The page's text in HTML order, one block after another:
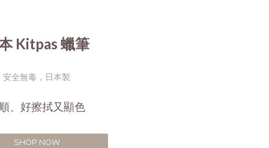
Kitpas 蠟筆
安全無毒，日本製
、好擦拭又顯色
SHOP NOW